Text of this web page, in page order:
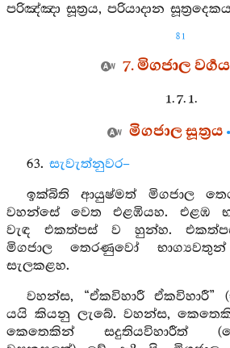
පරිඤ්ඤා සූත්‍රය, පරියාදාන
81
7. මිගජාල වර්‍ගය
1. 7. 1.
මිගජාල සූත්‍රය
63. සැවැත්නුවර–
ඉක්බිති ආයුෂ්මත් මිගජාල
වහන්සේ වෙත එළඹියහ. එළඹ
වැඳ එකත්පස් ව හුන්හ.
මිගජාල තෙරණුවෝ
සැලකළහ.
වහන්ස, “ඒකවිහාරී
යයි කියනු ලැබේ. වහන්ස,
කෙතෙකින් සදුතියවිහාරීත්